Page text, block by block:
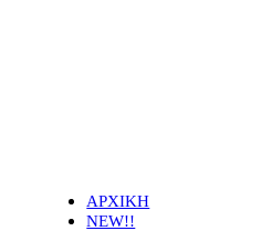
ΑΡΧΙΚΗ
NEW!!